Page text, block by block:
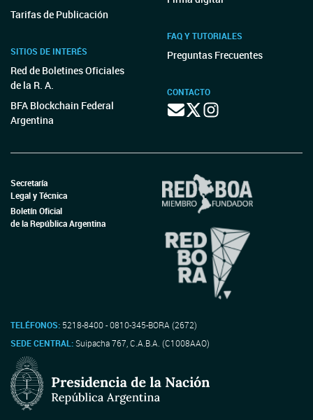
Tarifas de Publicación
SITIOS DE INTERÉS
Red de Boletines Oficiales
de la R. A.
BFA Blockchain Federal
Argentina
FAQ Y TUTORIALES
Preguntas Frecuentes
CONTACTO
Secretaría
Legal y Técnica
Boletín Oficial
de la República Argentina
TELÉFONOS: 5218-8400 - 0810-345-BORA (2672)
SEDE CENTRAL:Suipacha 767, C.A.B.A. (C1008AAO)